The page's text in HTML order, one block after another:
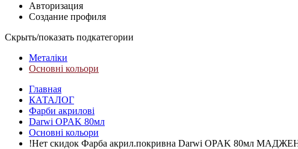
Авторизация
Создание профиля
Скрыть/показать подкатегории
Металіки
Основні кольори
Главная
КАТАЛОГ
Фарби акрилові
Darwi OPAK 80мл
Основні кольори
!Нет скидок Фарба акрил.покривна Darwi OPAK 80мл